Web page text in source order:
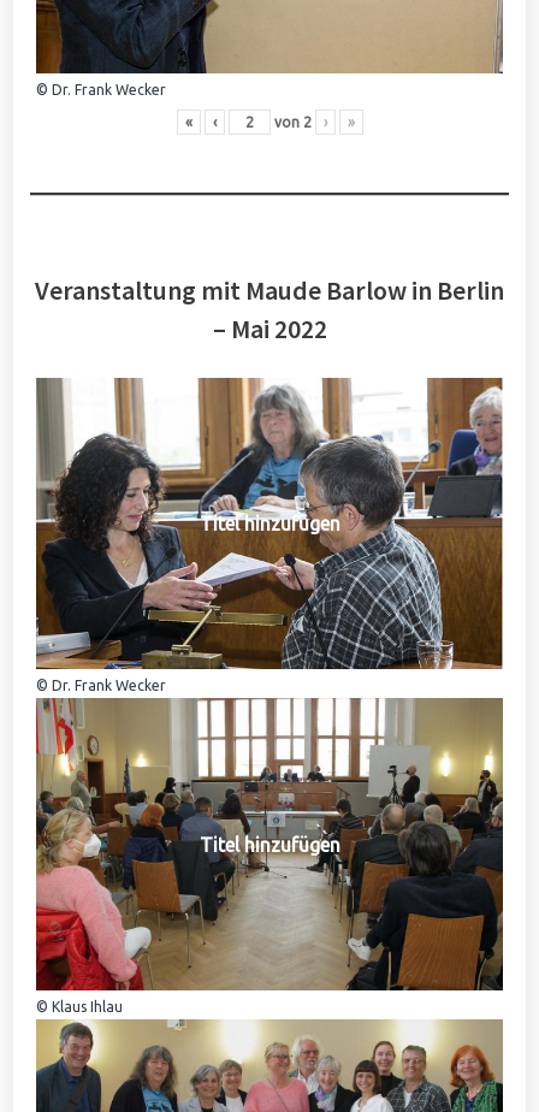
© Dr. Frank Wecker
« ‹ von 2 › »
Veranstaltung mit Maude Barlow in Berlin
– Mai 2022
Titel hinzufügen
© Dr. Frank Wecker
Titel hinzufügen
© Klaus Ihlau